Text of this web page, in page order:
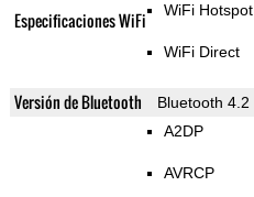
Especificaciones WiFi WiFi Hotspot
WiFi Direct
Versión de Bluetooth Bluetooth 4.2
A2DP
AVRCP